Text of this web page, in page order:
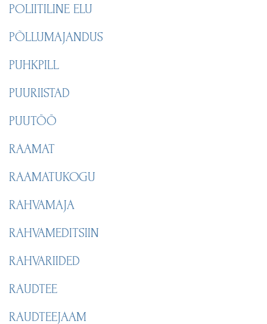
POLIITILINE ELU
PÕLLUMAJANDUS
PUHKPILL
PUURIISTAD
PUUTÖÖ
RAAMAT
RAAMATUKOGU
RAHVAMAJA
RAHVAMEDITSIIN
RAHVARIIDED
RAUDTEE
RAUDTEEJAAM